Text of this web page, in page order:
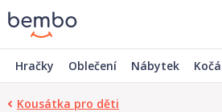
Hračky Oblečení Nábytek
Kousátka pro děti